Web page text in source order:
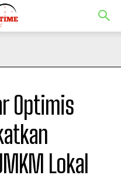
Optimis
Lokal